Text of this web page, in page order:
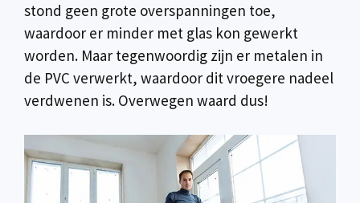
stond geen grote overspanningen toe,
waardoor er minder met glas kon gewerkt
worden. Maar tegenwoordig zijn er metalen in
de PVC verwerkt, waardoor dit vroegere nadeel
verdwenen is. Overwegen waard dus!